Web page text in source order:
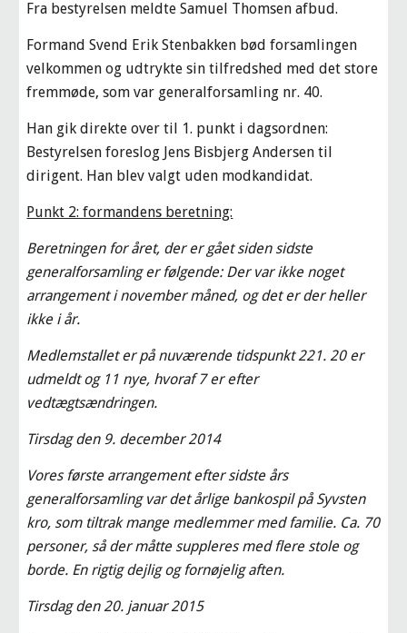
Fra bestyrelsen meldte Samuel Thomsen afbud.
Formand Svend Erik Stenbakken bød forsamlingen
velkommen og udtrykte sin tilfredshed med det store
fremmøde, som var generalforsamling nr. 40.
Han gik direkte over til 1. punkt i dagsordnen:
Bestyrelsen foreslog Jens Bisbjerg Andersen til
dirigent. Han blev valgt uden modkandidat.
Punkt 2: formandens beretning:
Beretningen for året, der er gået siden sidste
generalforsamling er følgende: Der var ikke noget
arrangement i november måned, og det er der heller
ikke i år.
Medlemstallet er på nuværende tidspunkt 221. 20 er
udmeldt og 11 nye, hvoraf 7 er efter
vedtægtsændringen.
Tirsdag den 9. december 2014
Vores første arrangement efter sidste års
generalforsamling var det årlige bankospil på Syvsten
kro, som tiltrak mange medlemmer med familie. Ca. 70
personer, så der måtte suppleres med flere stole og
borde. En rigtig dejlig og fornøjelig aften.
Tirsdag den 20. januar 2015